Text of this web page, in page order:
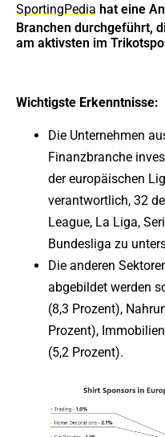
SportingPedia hat eine
Branchen durchgeführt,
am aktivsten im
Wichtigste Erkenntnisse:
Die Unternehmen
Finanzbranche
der europäischen
verantwortlich, 32
League, La Liga,
Bundesliga zu
Die anderen
abgebildet werden
(8,3 Prozent),
Prozent),
(5,2 Prozent).